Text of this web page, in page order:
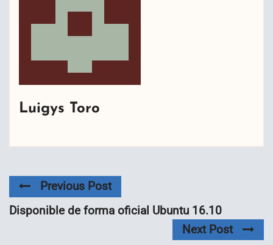
Luigys Toro
Previous Post
Disponible de forma oficial Ubuntu 16.10
Next Post